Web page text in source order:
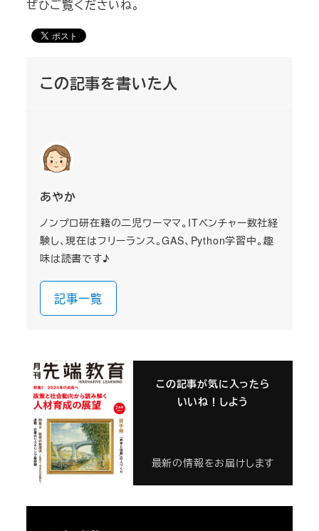
ぜひご覧くださいね。
この記事を書いた人
あやか
ノンプロ研在籍の二児ワーママ。ITベンチャー数社経
験し、現在はフリーランス。GAS、Python学習中。趣
味は読書です♪
記事一覧
この記事が気に入ったら
いいね！しよう
最新の情報をお届けします